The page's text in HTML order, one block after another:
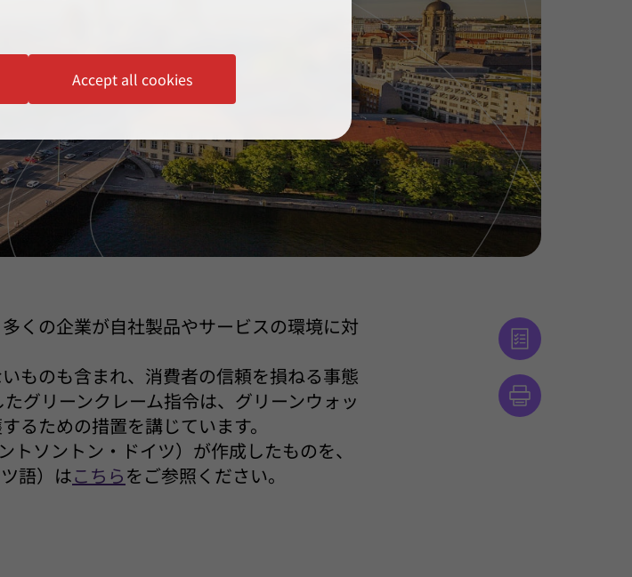
くの企業が自社製品やサービスの環境に対
ものも含まれ、消費者の信頼を損ねる事態
グリーンクレーム指令は、グリーンウォッ
るための措置を講じています。
ソントン・ドイツ）が作成したものを、
語）はこちらをご参照ください。
Accept all cookies